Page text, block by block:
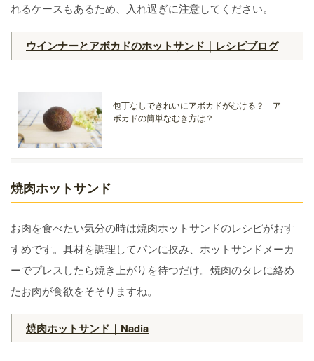
れるケースもあるため、入れ過ぎに注意してください。
ウインナーとアボカドのホットサンド｜レシピブログ
包丁なしできれいにアボカドがむける？ ア
ボカドの簡単なむき方は？
焼肉ホットサンド
お肉を食べたい気分の時は焼肉ホットサンドのレシピがおす
すめです。具材を調理してパンに挟み、ホットサンドメーカ
ーでプレスしたら焼き上がりを待つだけ。焼肉のタレに絡め
たお肉が食欲をそそりますね。
焼肉ホットサンド｜Nadia